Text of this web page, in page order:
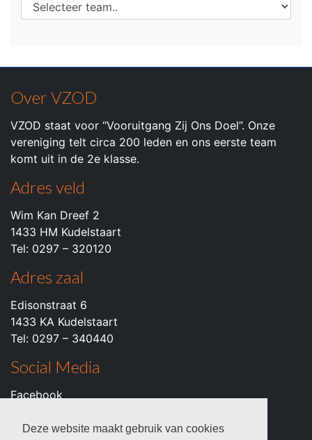
Deze website maakt gebruik van cookies
Over VZOD
VZOD staat voor “Vooruitgang Zij Ons Doel”. Onze
vereniging telt circa 200 leden en ons eerste team
komt uit in de 2e klasse.
Adres veld
Wim Kan Dreef 2
1433 HM Kudelstaart
Tel: 0297 – 320120
Adres zaal
Edisonstraat 6
1433 KA Kudelstaart
Tel: 0297 – 340440
Social Media
Facebook
Youtube